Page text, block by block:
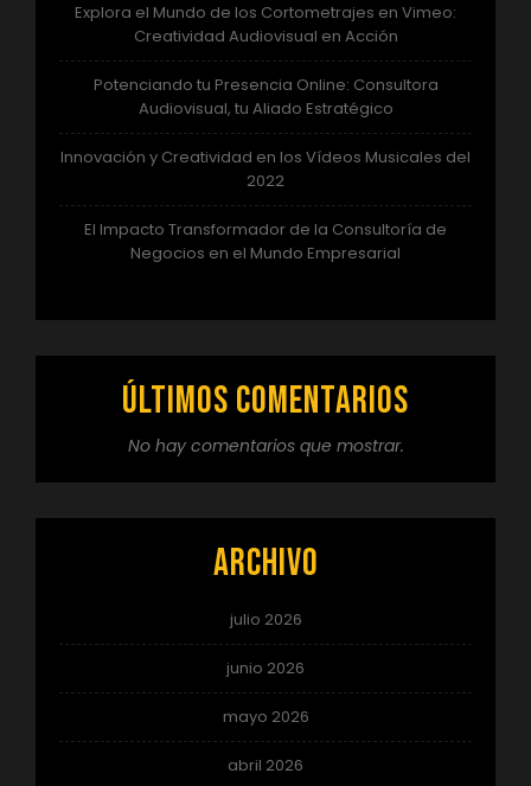
Explora el Mundo de los Cortometrajes en Vimeo:
Creatividad Audiovisual en Acción
Potenciando tu Presencia Online: Consultora
Audiovisual, tu Aliado Estratégico
Innovación y Creatividad en los Vídeos Musicales del
2022
El Impacto Transformador de la Consultoría de
Negocios en el Mundo Empresarial
Últimos comentarios
No hay comentarios que mostrar.
Archivo
julio 2026
junio 2026
mayo 2026
abril 2026